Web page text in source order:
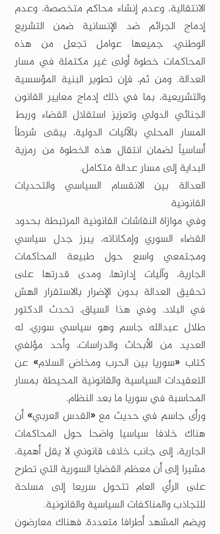
الانتقالية، وعدم إنشاء محاكم متخصصة، وعدم
إدماج الجرائم ضد الإنسانية ضمن التشريع
الوطني، جميعها عوامل تجعل من هذه
المحاكمات خطوة أولى غير مكتملة في مسار
العدالة. ومن ثم، فإن تطوير البنية المؤسسية
والتشريعية، بما في ذلك إدماج معايير القانون
الجنائي الدولي وتعزيز استقلال القضاء وربط
المسار المحلي بالآليات الدولية، يبقى شرطاً
أساسياً لضمان انتقال هذه الخطوة من رمزية
البداية إلى مسار عدالة متكامل.
العدالة بين الانقسام السياسي والتحديات
القانونية
وفي موازاة النقاشات القانونية المرتبطة بحدود
القضاء السوري وإمكاناته، يبرز جدل سياسي
ومجتمعي واسع حول طبيعة المحاكمات
الجارية، وآليات إدارتها، ومدى قدرتها على
تحقيق العدالة بدون الإضرار بالاستقرار الهش
في البلاد. وفي هذا السياق، تحدث الدكتور
طلال عبدالله جاسم وهو سياسي سوري، له
العديد من الأبحاث والدراسات، وأحد مؤلفي
كتاب «سوريا بين الحرب ومخاض السلام» عن
التعقيدات السياسية والقانونية المحيطة بمسار
المحاسبة في سوريا ما بعد النظام.
ورأى جاسم في حديث مع «القدس العربي» أن
هناك خلافا سياسيا واضحا حول المحاكمات
الجارية، إلى جانب خلاف قانوني لا يقل أهمية،
مشيرا إلى أن معظم القضايا السورية التي تطرح
على الرأي العام تتحول سريعا إلى مساحة
للتجاذب والمناكفات السياسية والقانونية.
ويضم المشهد أطرافا متعددة، فهناك معارضون